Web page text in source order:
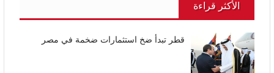
الأكثر قراءة
قطر تبدأ ضخ استثمارات ضخمة في مصر